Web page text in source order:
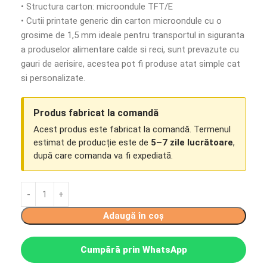
• Structura carton: microondule TFT/E
• Cutii printate generic din carton microondule cu o
grosime de 1,5 mm ideale pentru transportul in siguranta
a produselor alimentare calde si reci, sunt prevazute cu
gauri de aerisire, acestea pot fi produse atat simple cat
si personalizate.
Produs fabricat la comandă
Acest produs este fabricat la comandă. Termenul
estimat de producție este de 5–7 zile lucrătoare,
după care comanda va fi expediată.
Adaugă în coș
Cumpără prin WhatsApp